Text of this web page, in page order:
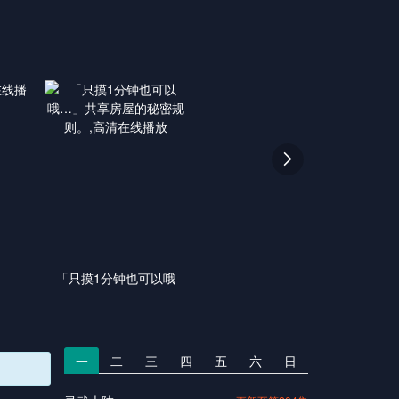
「只摸1分钟也可以哦

一 二 三 四 五 六 日